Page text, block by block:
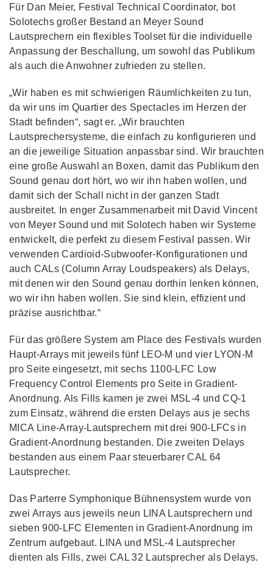
Für Dan Meier, Festival Technical Coordinator, bot
Solotechs großer Bestand an Meyer Sound
Lautsprechern ein flexibles Toolset für die individuelle
Anpassung der Beschallung, um sowohl das Publikum
als auch die Anwohner zufrieden zu stellen.
„Wir haben es mit schwierigen Räumlichkeiten zu tun,
da wir uns im Quartier des Spectacles im Herzen der
Stadt befinden“, sagt er. „Wir brauchten
Lautsprechersysteme, die einfach zu konfigurieren und
an die jeweilige Situation anpassbar sind. Wir brauchten
eine große Auswahl an Boxen, damit das Publikum den
Sound genau dort hört, wo wir ihn haben wollen, und
damit sich der Schall nicht in der ganzen Stadt
ausbreitet. In enger Zusammenarbeit mit David Vincent
von Meyer Sound und mit Solotech haben wir Systeme
entwickelt, die perfekt zu diesem Festival passen. Wir
verwenden Cardioid-Subwoofer-Konfigurationen und
auch CALs (Column Array Loudspeakers) als Delays,
mit denen wir den Sound genau dorthin lenken können,
wo wir ihn haben wollen. Sie sind klein, effizient und
präzise ausrichtbar.“
Für das größere System am Place des Festivals wurden
Haupt-Arrays mit jeweils fünf LEO-M und vier LYON-M
pro Seite eingesetzt, mit sechs 1100-LFC Low
Frequency Control Elements pro Seite in Gradient-
Anordnung. Als Fills kamen je zwei MSL-4 und CQ-1
zum Einsatz, während die ersten Delays aus je sechs
MICA Line-Array-Lautsprechern mit drei 900-LFCs in
Gradient-Anordnung bestanden. Die zweiten Delays
bestanden aus einem Paar steuerbarer CAL 64
Lautsprecher.
Das Parterre Symphonique Bühnensystem wurde von
zwei Arrays aus jeweils neun LINA Lautsprechern und
sieben 900-LFC Elementen in Gradient-Anordnung im
Zentrum aufgebaut. LINA und MSL-4 Lautsprecher
dienten als Fills, zwei CAL 32 Lautsprecher als Delays.